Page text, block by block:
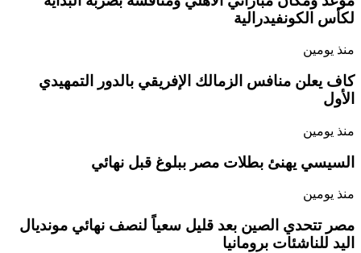
لكأس الكونفيدرالية
منذ يومين
كاف يعلن منافس الزمالك الإفريقي بالدور التمهيدي
الأول
منذ يومين
السيسي يهنئ بطلات مصر ببلوغ قبل نهائي
منذ يومين
مصر تتحدي الصين بعد قليل سعياً لنصف نهائي مونديال
اليد للناشئات برومانيا